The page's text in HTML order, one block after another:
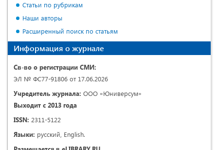
Статьи по рубрикам
Наши авторы
Расширенный поиск по статьям
Информация о журнале
Св-во о регистрации СМИ:
ЭЛ № ФС77-91806 от 17.06.2026
Учредитель журнала: ООО «Юниверсум»
Выходит с 2013 года
ISSN: 2311-5122
Языки: русский, English.